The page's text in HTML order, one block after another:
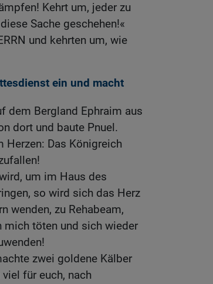
Kehrt um, jeder zu
Sache geschehen!«
und kehrten um, wie
ein und macht
dem Bergland Ephraim aus
dort und baute Pnuel.
Herzen: Das Königreich
um im Haus des
so wird sich das Herz
wenden, zu Rehabeam,
mich töten und sich wieder
zwei goldene Kälber
für euch, nach